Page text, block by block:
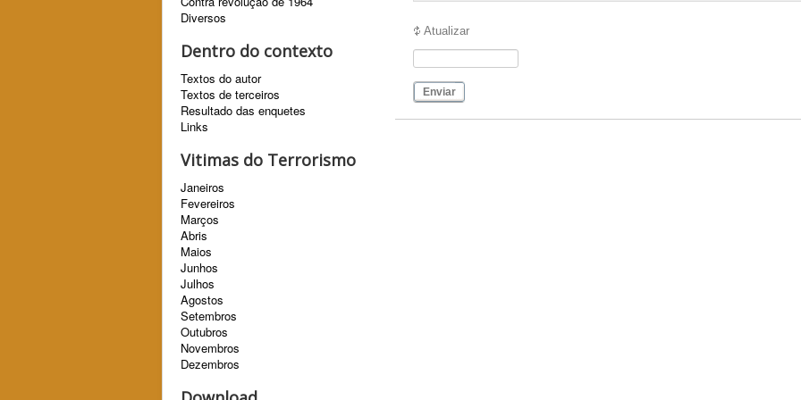
Diversos
Dentro do contexto
Textos do autor
Textos de terceiros
Resultado das enquetes
Links
Vitimas do Terrorismo
Janeiros
Fevereiros
Marços
Abris
Maios
Junhos
Julhos
Agostos
Setembros
Outubros
Novembros
Dezembros
Atualizar
Enviar